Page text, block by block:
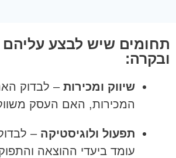
תחומים שיש לבצע עליהם
ובקרה:
שיווק ומכירות – לבדוק
המכירות, האם העסק
תפעול ולוגיסטיקה –
עומד ביעדי ההוצאה